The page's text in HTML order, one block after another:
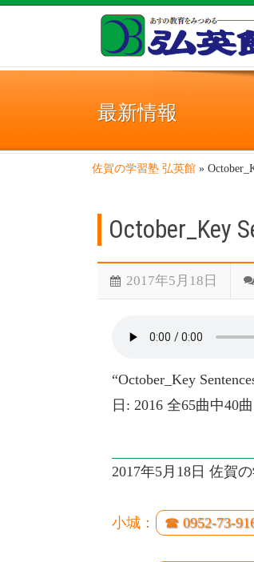
最新情報
佐賀の学習塾 弘英館 »
October_Key
2017年5月18日
“October_Key
日: 2016 全65曲中40
2017年5月18日 佐賀
小城： ☎ 0952-73-